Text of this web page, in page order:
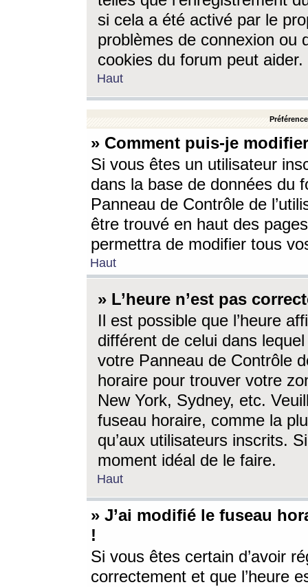
si cela a été activé par le
problèmes de connexion ou
cookies du forum peut aider.
Haut
» Comment puis-je
Si vous êtes un utilisateur
dans la base de données du
Panneau de Contrôle de
être trouvé en haut des
permettra de modifier tous
Haut
» L’heure n’est pas
Il est possible que l’heure
différent de celui dans
votre Panneau de Contrôle
horaire pour trouver votre
New York, Sydney, etc.
fuseau horaire, comme la
qu’aux utilisateurs inscrits.
moment idéal de le faire.
Haut
» J’ai modifié le fuseau
!
Si vous êtes certain d’avoir
correctement et que l’heure